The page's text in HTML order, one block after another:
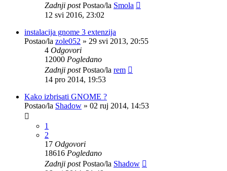
Zadnji postPostao/la Smola
12 svi 2016, 23:02
instalacija gnome 3 extenzija
Postao/la zole052 » 29 svi 2013, 20:55
4 Odgovori
12000 Pogledano
Zadnji postPostao/la rem
14 pro 2014, 19:53
Kako izbrisati GNOME ?
Postao/la Shadow » 02 ruj 2014, 14:53
1
2
17 Odgovori
18616 Pogledano
Zadnji postPostao/la Shadow